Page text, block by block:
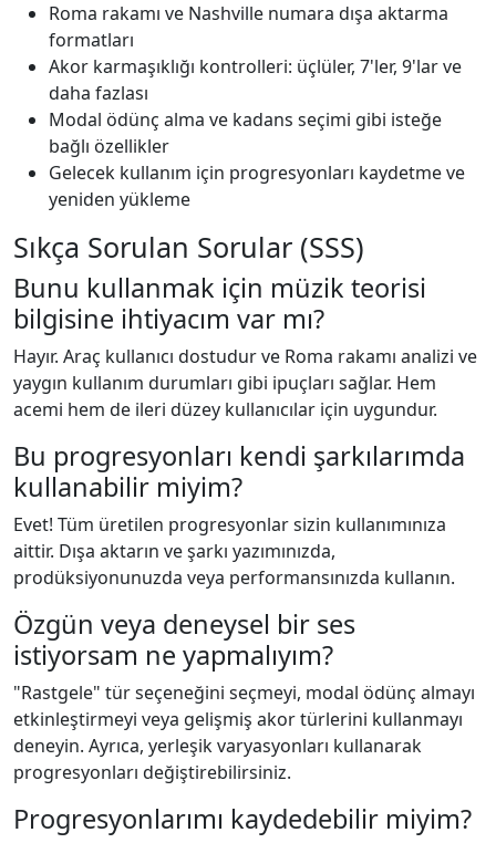
Roma rakamı ve Nashville numara dışa aktarma
formatları
Akor karmaşıklığı kontrolleri: üçlüler, 7'ler, 9'lar ve
daha fazlası
Modal ödünç alma ve kadans seçimi gibi isteğe
bağlı özellikler
Gelecek kullanım için progresyonları kaydetme ve
yeniden yükleme
Sıkça Sorulan Sorular (SSS)
Bunu kullanmak için müzik teorisi
bilgisine ihtiyacım var mı?
Hayır. Araç kullanıcı dostudur ve Roma rakamı analizi ve
yaygın kullanım durumları gibi ipuçları sağlar. Hem
acemi hem de ileri düzey kullanıcılar için uygundur.
Bu progresyonları kendi şarkılarımda
kullanabilir miyim?
Evet! Tüm üretilen progresyonlar sizin kullanımınıza
aittir. Dışa aktarın ve şarkı yazımınızda,
prodüksiyonunuzda veya performansınızda kullanın.
Özgün veya deneysel bir ses
istiyorsam ne yapmalıyım?
"Rastgele" tür seçeneğini seçmeyi, modal ödünç almayı
etkinleştirmeyi veya gelişmiş akor türlerini kullanmayı
deneyin. Ayrıca, yerleşik varyasyonları kullanarak
progresyonları değiştirebilirsiniz.
Progresyonlarımı kaydedebilir miyim?